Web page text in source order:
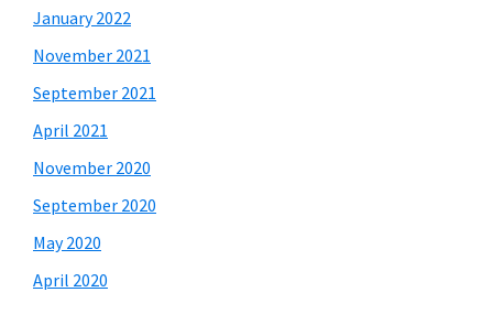
January 2022
November 2021
September 2021
April 2021
November 2020
September 2020
May 2020
April 2020